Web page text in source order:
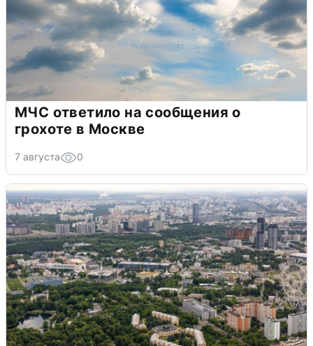
МЧС ответило на сообщения о
грохоте в Москве
7 августа 0